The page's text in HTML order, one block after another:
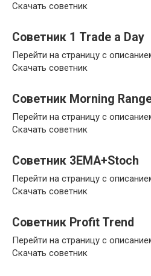
Скачать советник
Советник 1 Trade a Day
Перейти на страницу с
Скачать советник
Советник Morning
Перейти на страницу с
Скачать советник
Советник 3EMA+Stoch
Перейти на страницу с
Скачать советник
Советник Profit Trend
Перейти на страницу с
Скачать советник